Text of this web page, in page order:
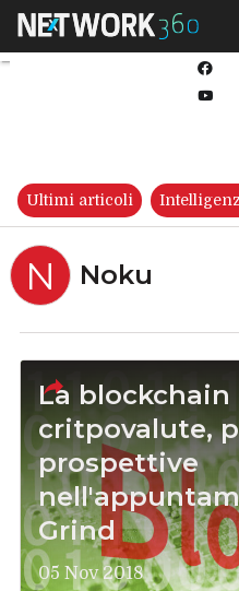
Ultimi articoli
N Noku
La blockchain
critpovalute,
prospettive
Grind
05 Nov 2018